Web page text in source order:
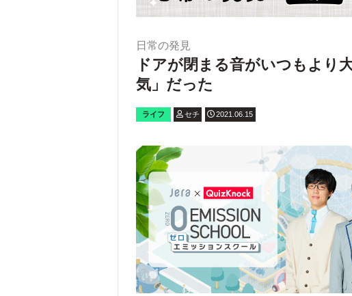
日常の発見
ドアが閉まる音がいつもよ
気」だった
ライフ セチ 2021.06.15